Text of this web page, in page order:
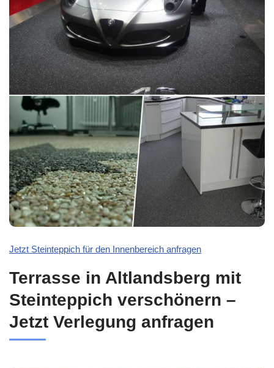
Jetzt Steinteppich für den Innenbereich anfragen
Terrasse in Altlandsberg mit
Steinteppich verschönern –
Jetzt Verlegung anfragen